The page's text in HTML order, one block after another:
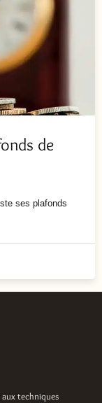
de
ses plafonds
aux techniques